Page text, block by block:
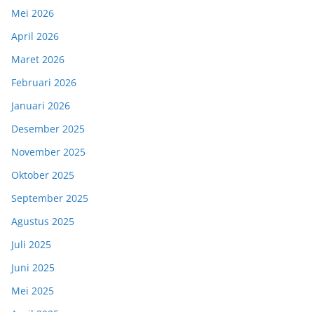
Mei 2026
April 2026
Maret 2026
Februari 2026
Januari 2026
Desember 2025
November 2025
Oktober 2025
September 2025
Agustus 2025
Juli 2025
Juni 2025
Mei 2025